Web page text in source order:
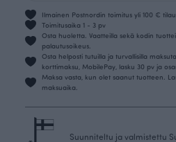
Ilmainen Postnordin toimitus yli 100 €
Toimitusaika 1 - 3 pv
Osta huoletta. Vaatteilla sekä kodin
palautusoikeus.
Osta helposti tutuilla ja turvallisilla
korttimaksu, MobilePay, lasku 30 pv ja
Maksa vasta, kun olet saanut tuotteen.
maksuaika.
Suunniteltu ja valmistettu